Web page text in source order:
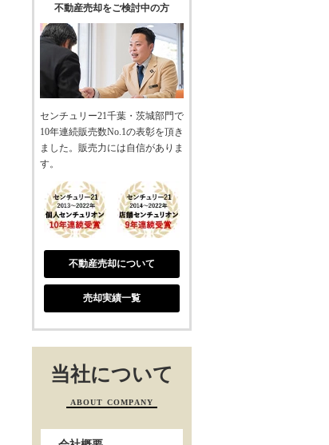
不動産売却をご検討中の方
センチュリー21千葉・茨城部門で
10年連続販売数No.1の表彰を頂き
ました。販売力には自信がありま
す。
不動産売却について
売却実績一覧
当社について
ABOUT COMPANY